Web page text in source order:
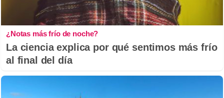
¿Notas más frío de noche?
La ciencia explica por qué sentimos más frío
al final del día